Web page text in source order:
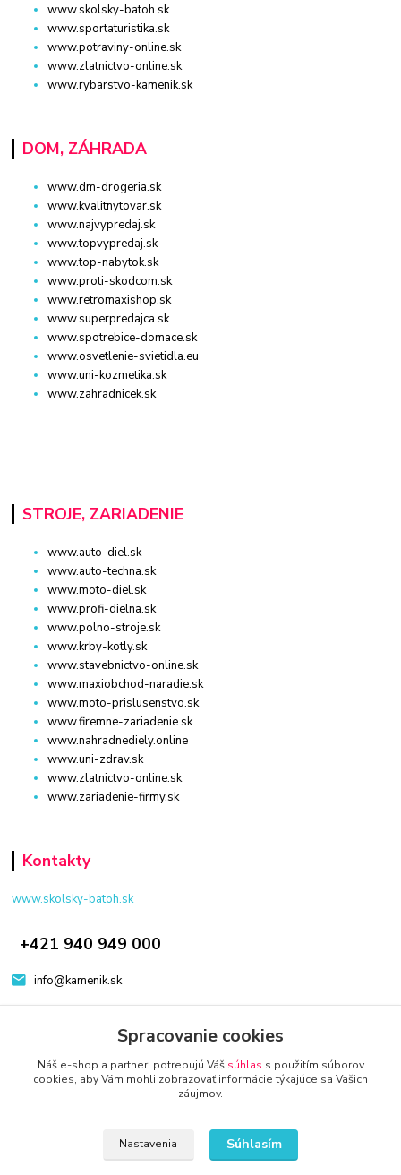
www.skolsky-batoh.sk
www.sportaturistika.sk
www.potraviny-online.sk
www.zlatnictvo-online.sk
www.rybarstvo-kamenik.sk
DOM, ZÁHRADA
www.dm-drogeria.sk
www.kvalitnytovar.sk
www.najvypredaj.sk
www.topvypredaj.sk
www.top-nabytok.sk
www.proti-skodcom.sk
www.retromaxishop.sk
www.superpredajca.sk
www.spotrebice-domace.sk
www.osvetlenie-svietidla.eu
www.uni-kozmetika.sk
www.zahradnicek.sk
STROJE, ZARIADENIE
www.auto-diel.sk
www.auto-techna.sk
www.moto-diel.sk
www.profi-dielna.sk
www.polno-stroje.sk
www.krby-kotly.sk
www.stavebnictvo-online.sk
www.maxiobchod-naradie.sk
www.moto-prislusenstvo.sk
www.firemne-zariadenie.sk
www.nahradnediely.online
www.uni-zdrav.sk
www.zlatnictvo-online.sk
www.zariadenie-firmy.sk
Kontakty
www.skolsky-batoh.sk
+421 940 949 000
info@kamenik.sk
Spracovanie cookies
Náš e-shop a partneri potrebujú Váš súhlas s použitím súborov
cookies, aby Vám mohli zobrazovať informácie týkajúce sa Vašich
záujmov.
Nastavenia Súhlasím